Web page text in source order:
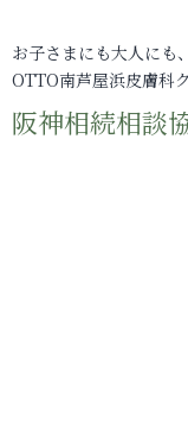
お子さまにも大人にも
OTTO南芦屋浜皮膚科
阪神相続相談